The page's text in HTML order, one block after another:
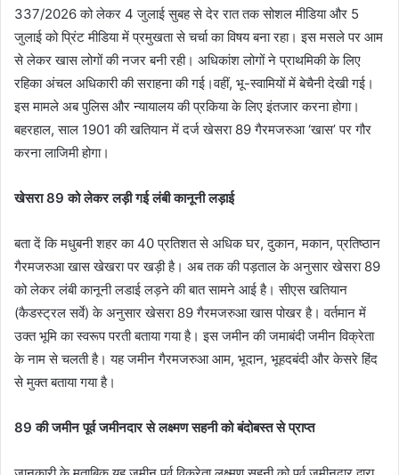
337/2026 को लेकर 4 जुलाई सुबह से देर रात तक सोशल मीडिया और 5
जुलाई को प्रिंट मीडिया में प्रमुखता से चर्चा का विषय बना रहा। इस मसले पर आम
से लेकर खास लोगों की नजर बनी रही। अधिकांश लोगों ने प्राथमिकी के लिए
रहिका अंचल अधिकारी की सराहना की गई।वहीं, भू-स्वामियों में बेचैनी देखी गई।
इस मामले अब पुलिस और न्यायालय की प्रकिया के लिए इंतजार करना होगा।
बहरहाल, साल 1901 की खतियान में दर्ज खेसरा 89 गैरमजरुआ ‘खास’ पर गौर
करना लाजिमी होगा।
खेसरा 89 को लेकर लड़ी गई लंबी कानूनी लड़ाई
बता दें कि मधुबनी शहर का 40 प्रतिशत से अधिक घर, दुकान, मकान, प्रतिष्ठान
गैरमजरुआ खास खेखरा पर खड़ी है। अब तक की पड़ताल के अनुसार खेसरा 89
को लेकर लंबी कानूनी लडाई लड़ने की बात सामने आई है। सीएस खतियान
(कैडस्ट्रल सर्वे) के अनुसार खेसरा 89 गैरमजरुआ खास पोखर है। वर्तमान में
उक्त भूमि का स्वरूप परती बताया गया है। इस जमीन की जमाबंदी जमीन विक्रेता
के नाम से चलती है। यह जमीन गैरमजरुआ आम, भूदान, भूहदबंदी और केसरे हिंद
से मुक्त बताया गया है।
89 की जमीन पूर्व जमीनदार से लक्ष्मण सहनी को बंदोबस्त से प्राप्त